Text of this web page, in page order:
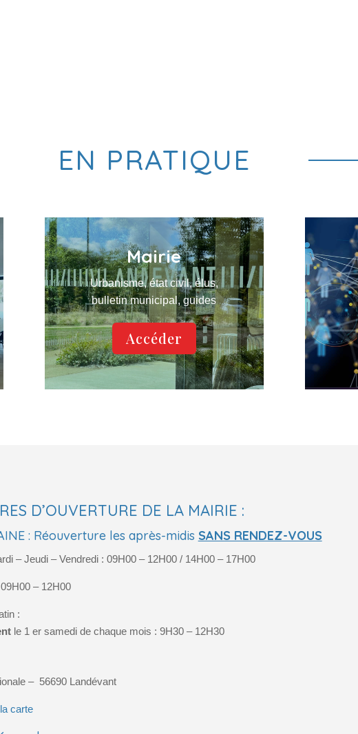
EN PRATIQUE
Mairie
Urbanisme, état civil, élus,
bulletin municipal, guides
Accéder
D’OUVERTURE DE LA MAIRIE :
: Réouverture les après-midis SANS RENDEZ-VOUS
– Jeudi – Vendredi : 09H00 – 12H00 / 14H00 – 17H00
– 12H00
:
le 1 er samedi de chaque mois : 9H30 – 12H30
– 56690 Landévant
carte